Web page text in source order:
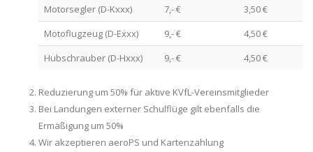
Motorsegler (D-Kxxx)
7,- €
3,50 €
Motoflugzeug (D-Exxx)
9,- €
4,50 €
Hubschrauber (D-Hxxx)
9,- € 4,50 €
Reduzierung um 50% für aktive KVfL-Vereinsmitglieder
Bei Landungen externer Schulflüge gilt ebenfalls die
Ermäßigung um 50%
Wir akzeptieren aeroPS und Kartenzahlung